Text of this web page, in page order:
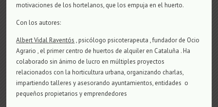
motivaciones de los hortelanos, que los empuja en el huerto.
Con los autores:
Albert Vidal Raventós , psicólogo psicoterapeuta , fundador de Ocio
Agrario , el primer centro de huertos de alquiler en Cataluña . Ha
colaborado sin ánimo de lucro en múltiples proyectos
relacionados con la horticultura urbana, organizando charlas,
impartiendo talleres y asesorando ayuntamientos, entidades o
pequeños propietarios y emprendedores